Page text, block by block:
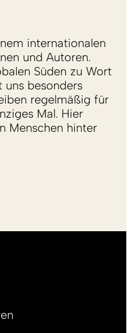
internationalen
und Autoren.
Süden zu Wort
uns besonders
regelmäßig für
Mal. Hier
Menschen hinter